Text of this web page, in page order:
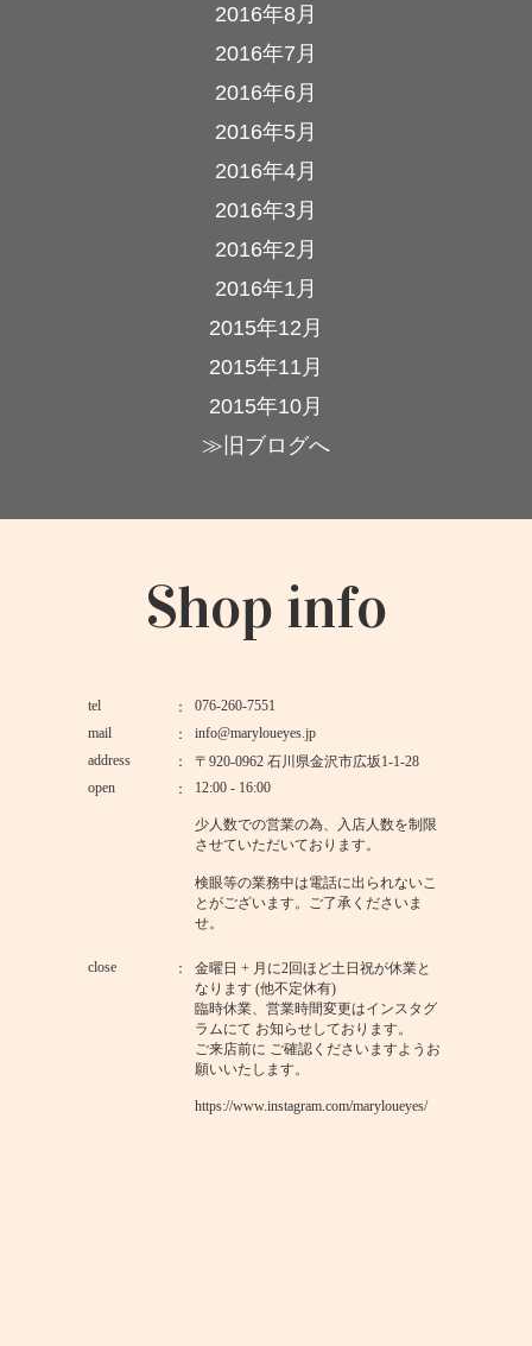
2016年8月
2016年7月
2016年6月
2016年5月
2016年4月
2016年3月
2016年2月
2016年1月
2015年12月
2015年11月
2015年10月
≫旧ブログへ
Shop info
tel
076-260-7551
mail
info@maryloueyes.jp
address
〒920-0962 石川県金沢市広坂1-1-28
open
12:00 - 16:00
少人数での営業の為、入店人数を制限
させていただいております。
検眼等の業務中は電話に出られないこ
とがございます。ご了承くださいま
せ。
close
金曜日 + 月に2回ほど土日祝が休業と
なります (他不定休有)
臨時休業、営業時間変更はインスタグ
ラムにて お知らせしております。
ご来店前に ご確認くださいますようお
願いいたします。
https://www.instagram.com/maryloueyes/